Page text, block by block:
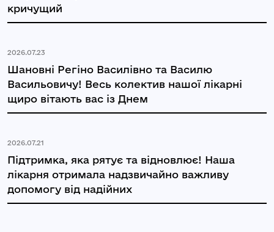
кричущий
2026.07.23
Шановні Регіно Василівно та Василю
Васильовичу! Весь колектив нашої лікарні
щиро вітають вас із Днем
2026.07.21
Підтримка, яка рятує та відновлює! Наша
лікарня отримала надзвичайно важливу
допомогу від надійних